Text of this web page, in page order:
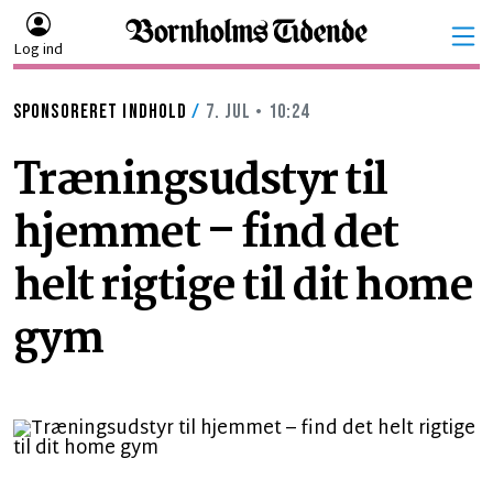
Log ind
SPONSORERET INDHOLD / 7. JUL • 10:24
Træningsudstyr til
hjemmet – find det
helt rigtige til dit home
gym